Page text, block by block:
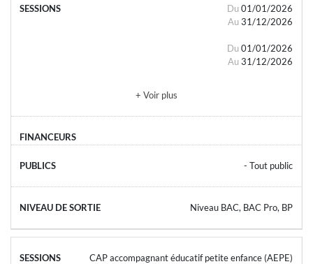
Du 01/01/2026
Au 31/12/2026
Du 01/01/2026
Au 31/12/2026
+ Voir plus
- Tout public
Niveau BAC, BAC Pro, BP
CAP accompagnant éducatif petite enfance (AEPE)